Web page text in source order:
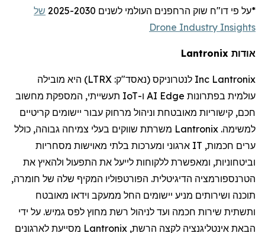
*על פי דו"ח שוק הרחפנים העולמי לשנים 2025-2030
של
Drone Industry Insights
אודות Lantronix
Lantronix
Inc לנטרוניקס (נאסד"ק: LTRX) היא מובילה
עולמית בפתרונות Edge
AI ו-IoT תעשייתי, המספקת מחשוב
חכם, קישוריות מאובטחת וניהול מרחוק עבור יישומים קריטיים
למשימה. Lantronix משרתת שווקים בעלי צמיחה גבוהה, כולל
ערים חכמות, IT ארגוני ומערכות בלתי מאוישות מסחריות
וביטחוניות, ומאפשרת ללקוחות לייעל את התפעול ולהאיץ את
הטרנספורמציה הדיגיטלית. הפורטפוליו המקיף שלה של חומרה,
תוכנה ושירותים מניע יישומים החל ממעקב וידאו מאובטח
ותשתית שירות חכמה ועד לניהול רשת מחוץ לפס גמיש. על ידי
הבאת אינטליגנציה לקצה הרשת, Lantronix מסייעת לארגונים